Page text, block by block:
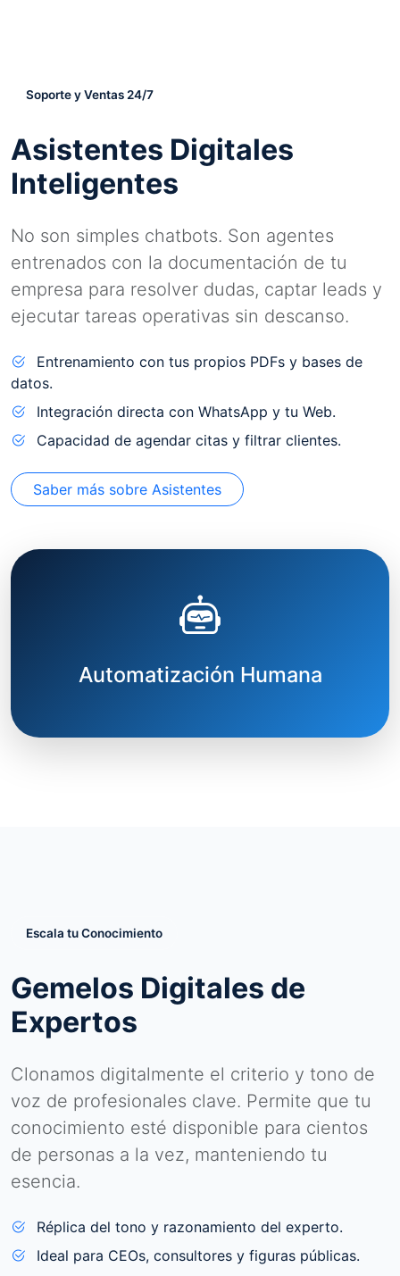
Soporte y Ventas 24/7
Asistentes Digitales
Inteligentes
No son simples chatbots. Son agentes
entrenados con la documentación de tu
empresa para resolver dudas, captar leads y
ejecutar tareas operativas sin descanso.
Entrenamiento con tus propios PDFs y bases de
datos.
Integración directa con WhatsApp y tu Web.
Capacidad de agendar citas y filtrar clientes.
Saber más sobre Asistentes
Automatización Humana
Escala tu Conocimiento
Gemelos Digitales de
Expertos
Clonamos digitalmente el criterio y tono de
voz de profesionales clave. Permite que tu
conocimiento esté disponible para cientos
de personas a la vez, manteniendo tu
esencia.
Réplica del tono y razonamiento del experto.
Ideal para CEOs, consultores y figuras públicas.